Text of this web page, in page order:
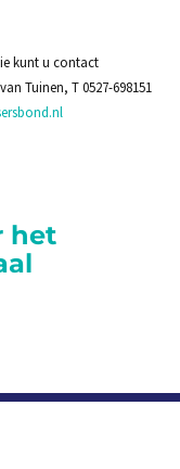
kunt u contact
Tuinen, T 0527-698151
het